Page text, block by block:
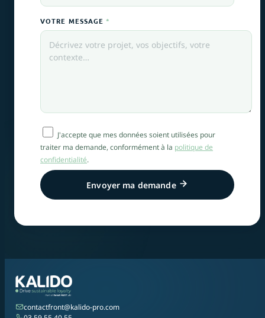
VOTRE MESSAGE*
J'accepte que mes données soient utilisées pour
traiter ma demande, conformément à la politique de
confidentialité.
Envoyer ma demande
contactfront@kalido-pro.com